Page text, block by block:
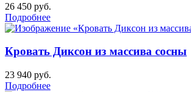
26 450 руб.
Подробнее
Кровать Диксон из массива сосны
23 940 руб.
Подробнее